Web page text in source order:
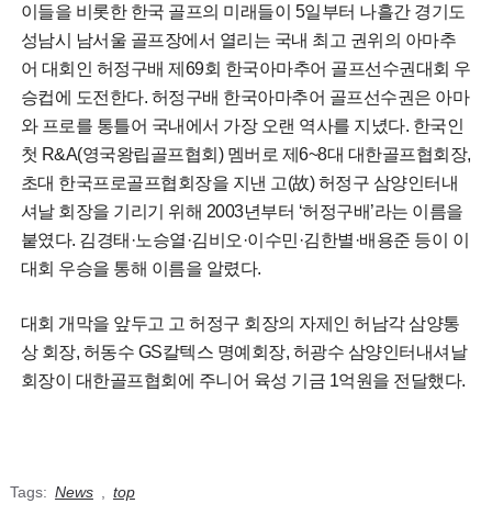
이들을 비롯한 한국 골프의 미래들이 5일부터 나흘간 경기도
성남시 남서울 골프장에서 열리는 국내 최고 권위의 아마추
어 대회인 허정구배 제69회 한국아마추어 골프선수권대회 우
승컵에 도전한다. 허정구배 한국아마추어 골프선수권은 아마
와 프로를 통틀어 국내에서 가장 오랜 역사를 지녔다. 한국인
첫 R&A(영국왕립골프협회) 멤버로 제6~8대 대한골프협회장,
초대 한국프로골프협회장을 지낸 고(故) 허정구 삼양인터내
셔날 회장을 기리기 위해 2003년부터 ‘허정구배’라는 이름을
붙였다. 김경태·노승열·김비오·이수민·김한별·배용준 등이 이
대회 우승을 통해 이름을 알렸다.
대회 개막을 앞두고 고 허정구 회장의 자제인 허남각 삼양통
상 회장, 허동수 GS칼텍스 명예회장, 허광수 삼양인터내셔날
회장이 대한골프협회에 주니어 육성 기금 1억원을 전달했다.
Tags: News top